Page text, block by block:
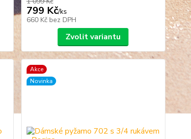
799 Kč/ks
660 Kč bez DPH
Zvolit variantu
Akce
Novinka